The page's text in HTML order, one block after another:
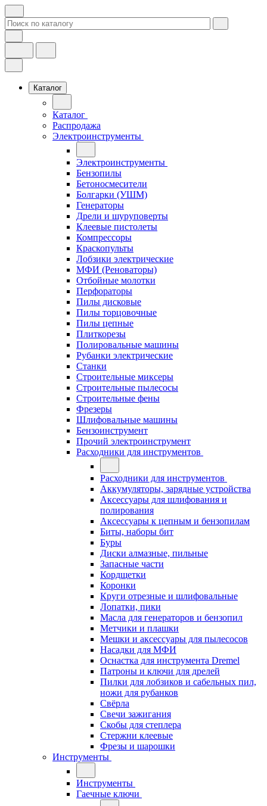
Каталог
Каталог
Распродажа
Электроинструменты
Электроинструменты
Бензопилы
Бетоносмесители
Болгарки (УШМ)
Генераторы
Дрели и шуруповерты
Клеевые пистолеты
Компрессоры
Краскопульты
Лобзики электрические
МФИ (Реноваторы)
Отбойные молотки
Перфораторы
Пилы дисковые
Пилы торцовочные
Пилы цепные
Плиткорезы
Полировальные машины
Рубанки электрические
Станки
Строительные миксеры
Строительные пылесосы
Строительные фены
Фрезеры
Шлифовальные машины
Бензоинструмент
Прочий электроинструмент
Расходники для инструментов
Расходники для инструментов
Аккумуляторы, зарядные устройства
Аксессуары для шлифования и
полирования
Аксессуары к цепным и бензопилам
Биты, наборы бит
Буры
Диски алмазные, пильные
Запасные части
Кордщетки
Коронки
Круги отрезные и шлифовальные
Лопатки, пики
Масла для генераторов и бензопил
Метчики и плашки
Мешки и аксессуары для пылесосов
Насадки для МФИ
Оснастка для инструмента Dremel
Патроны и ключи для дрелей
Пилки для лобзиков и сабельных пил,
ножи для рубанков
Свёрла
Свечи зажигания
Скобы для степлера
Стержни клеевые
Фрезы и шарошки
Инструменты
Инструменты
Гаечные ключи